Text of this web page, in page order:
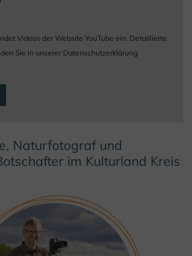
Videos der Website YouTube ein. Detaillierte
Sie in unserer Datenschutzerklärung.
Naturfotograf und
im Kulturland Kreis